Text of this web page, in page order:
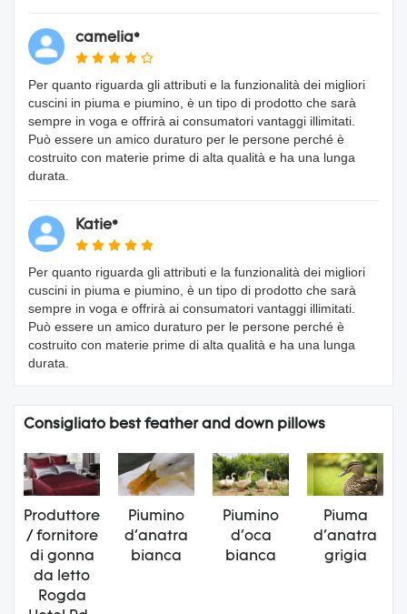
camelia*
Per quanto riguarda gli attributi e la funzionalità dei migliori
cuscini in piuma e piumino, è un tipo di prodotto che sarà
sempre in voga e offrirà ai consumatori vantaggi illimitati.
Può essere un amico duraturo per le persone perché è
costruito con materie prime di alta qualità e ha una lunga
durata.
Katie*
Per quanto riguarda gli attributi e la funzionalità dei migliori
cuscini in piuma e piumino, è un tipo di prodotto che sarà
sempre in voga e offrirà ai consumatori vantaggi illimitati.
Può essere un amico duraturo per le persone perché è
costruito con materie prime di alta qualità e ha una lunga
durata.
Consigliato best feather and down pillows
Produttore
/ fornitore
di gonna
da letto
Rogda
Piumino
d'anatra
bianca
Piumino
d'oca
bianca
Piuma
d'anatra
grigia